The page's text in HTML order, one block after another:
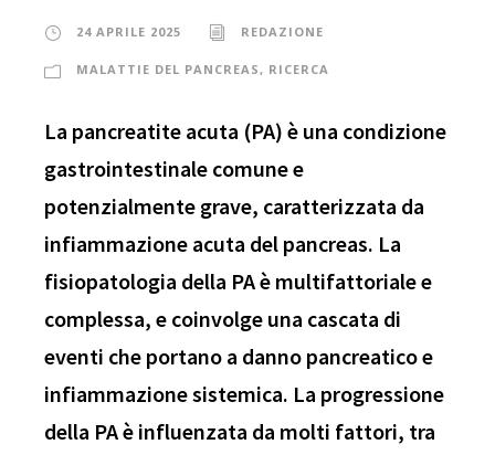
24 APRILE 2025 REDAZIONE
MALATTIE DEL PANCREAS , RICERCA
La pancreatite acuta (PA) è una condizione
gastrointestinale comune e
potenzialmente grave, caratterizzata da
infiammazione acuta del pancreas. La
fisiopatologia della PA è multifattoriale e
complessa, e coinvolge una cascata di
eventi che portano a danno pancreatico e
infiammazione sistemica. La progressione
della PA è influenzata da molti fattori, tra